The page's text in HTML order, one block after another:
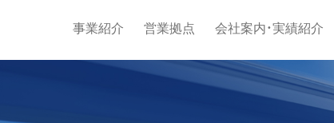
事業紹介 営業拠点 会社案内・実績紹介